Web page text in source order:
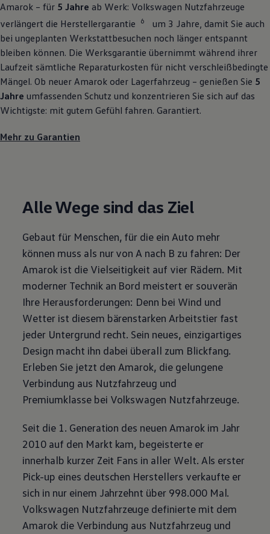
Amarok – für 5 Jahre ab Werk: Volkswagen Nutzfahrzeuge
verlängert die Herstellergarantie
6
um 3 Jahre, damit Sie auch
bei ungeplanten Werkstattbesuchen noch länger entspannt
bleiben können. Die Werksgarantie übernimmt während ihrer
Laufzeit sämtliche Reparaturkosten für nicht verschleißbedingte
Mängel. Ob neuer Amarok oder Lagerfahrzeug – genießen Sie 5
Jahre umfassenden Schutz und konzentrieren Sie sich auf das
Wichtigste: mit gutem Gefühl fahren. Garantiert.
Mehr zu Garantien
Alle Wege sind das Ziel
Gebaut für Menschen, für die ein Auto mehr
können muss als nur von A nach B zu fahren: Der
Amarok ist die Vielseitigkeit auf vier Rädern. Mit
moderner Technik an Bord meistert er souverän
Ihre Herausforderungen: Denn bei Wind und
Wetter ist diesem bärenstarken Arbeitstier fast
jeder Untergrund recht. Sein neues, einzigartiges
Design macht ihn dabei überall zum Blickfang.
Erleben Sie jetzt den Amarok, die gelungene
Verbindung aus Nutzfahrzeug und
Premiumklasse bei Volkswagen Nutzfahrzeuge.
Seit die 1. Generation des neuen Amarokim Jahr
2010 auf den Markt kam, begeisterte er
innerhalb kurzer Zeit Fans in aller Welt. Als erster
Pick-up eines deutschen Herstellers verkaufte er
sich in nur einem Jahrzehnt über 998.000 Mal.
Volkswagen Nutzfahrzeuge definierte mit dem
Amarok die Verbindung aus Nutzfahrzeug und